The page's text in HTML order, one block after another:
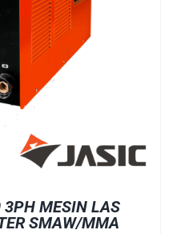
MESIN LAS
SMAW/MMA